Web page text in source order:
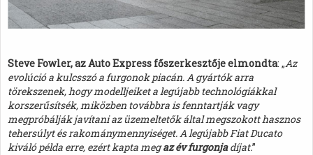
Steve Fowler, az Auto Express főszerkesztője elmondta: „Az
evolúció a kulcsszó a furgonok piacán. A gyártók arra
törekszenek, hogy modelljeiket a legújabb technológiákkal
korszerűsítsék, miközben továbbra is fenntartják vagy
megpróbálják javítani az üzemeltetők által megszokott hasznos
tehersúlyt és rakománymennyiséget. A legújabb Fiat Ducato
kiváló példa erre, ezért kapta megaz év furgonjadíjat.”